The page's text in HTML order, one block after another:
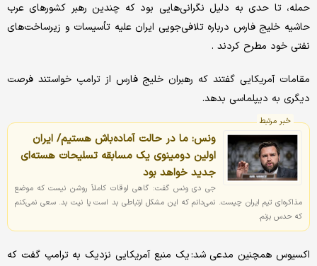
حمله، تا حدی به دلیل نگرانی‌هایی بود که چندین رهبر کشورهای عرب
حاشیه خلیج فارس درباره تلافی‌جویی ایران علیه تأسیسات و زیرساخت‌های
نفتی خود مطرح کردند .
مقامات آمریکایی گفتند که رهبران خلیج فارس از ترامپ خواستند فرصت
دیگری به دیپلماسی بدهد.
خبر مرتبط
ونس: ما در حالت آماده‌باش هستیم/ ایران
اولین دومینوی یک مسابقه تسلیحات هسته‌ای
جدید خواهد بود
جی دی ونس گفت: گاهی اوقات کاملاً روشن نیست که موضع
مذاکره‌ای تیم ایران چیست. نمی‌دانم که این مشکل ارتباطی بد است یا نیت بد. سعی نمی‌کنم
که حدس بزنم.
اکسیوس همچنین مدعی شد: یک منبع آمریکایی نزدیک به ترامپ گفت که